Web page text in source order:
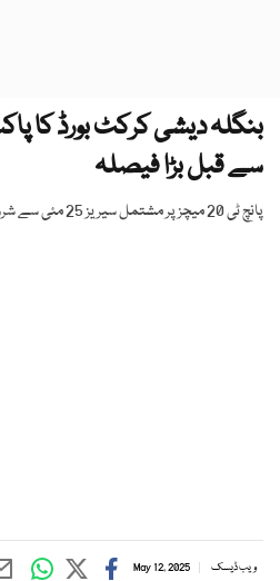
بنگلہ دیشی کرکٹ بورڈ کا
سے قبل بڑا فیصلہ
پانچ ٹی 20 میچز پر مشتمل سیریز 25 مئی سے شروع ہوگی
ویب ڈیسک May 12, 2025